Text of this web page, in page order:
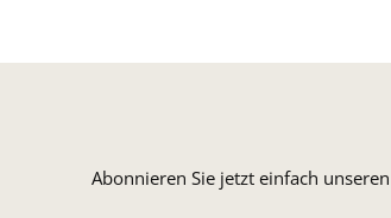
Abonnieren Sie jetzt einfach